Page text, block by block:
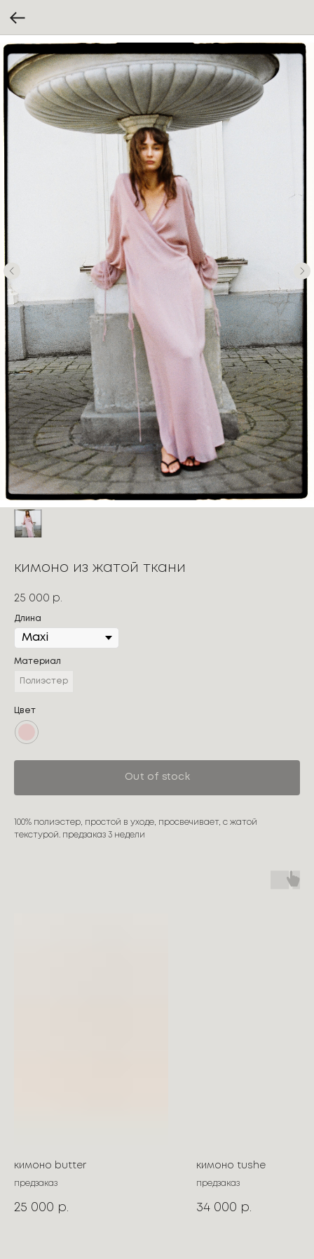
кимоно из жатой ткани
25 000 р.
Длина
Материал
Полиэстер
Цвет
Out of stock
100% полиэстер, простой в уходе, просвечивает, с жатой
текстурой. предзаказ 3 недели
кимоно butter
предзаказ
25 000 р.
кимоно tushe
предзаказ
34 000 р.